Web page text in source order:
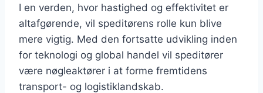
I en verden, hvor hastighed og effektivitet er
altafgørende, vil speditørens rolle kun blive
mere vigtig. Med den fortsatte udvikling inden
for teknologi og global handel vil speditører
være nøgleaktører i at forme fremtidens
transport- og logistiklandskab.